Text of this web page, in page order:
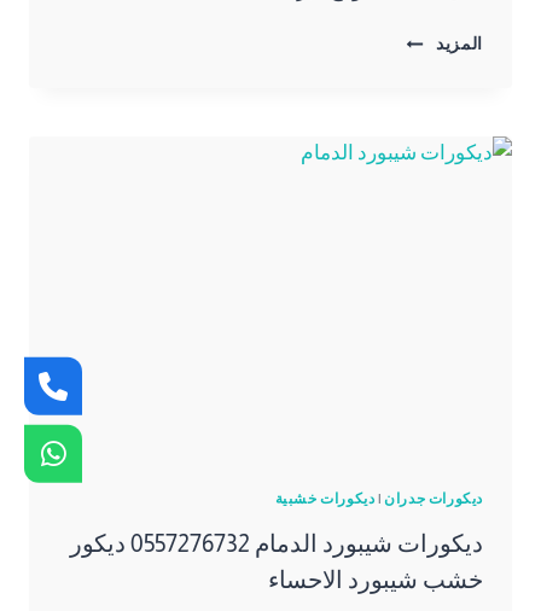
المزيد
تركيب
0557276732
ديكور
ديكورات جدران| ديكورات خشبية
ديكورات شيبورد الدمام 0557276732 ديكور
خشب شيبورد الاحساء